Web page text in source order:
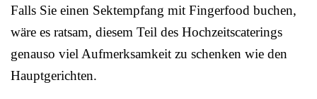
Falls Sie einen Sektempfang mit Fingerfood buchen,
wäre es ratsam, diesem Teil des Hochzeitscaterings
genauso viel Aufmerksamkeit zu schenken wie den
Hauptgerichten.